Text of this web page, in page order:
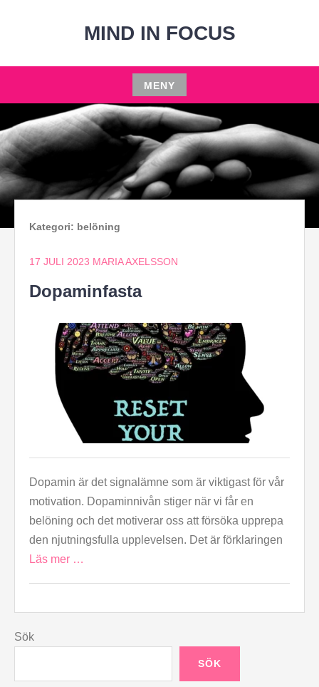
MIND IN FOCUS
MENY
Hoppa
till
innehåll
Kategori: belöning
17 JULI 2023 MARIA AXELSSON
Dopaminfasta
Dopamin är det signalämne som är viktigast för vår
motivation. Dopaminnivån stiger när vi får en
belöning och det motiverar oss att försöka upprepa
den njutningsfulla upplevelsen. Det är förklaringen
Läs mer …
Sök
SÖK